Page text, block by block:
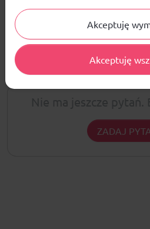
Pytania i
ZADAJ
Akceptuję
Akceptuję